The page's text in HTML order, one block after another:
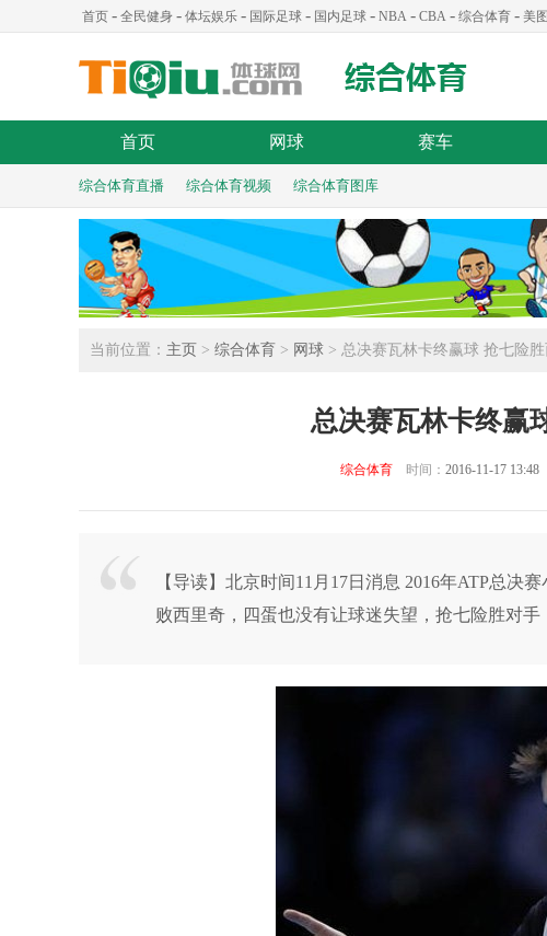
首页 - 全民健身 - 体坛娱乐 - 国际足球 - 国内足球 - NBA - CBA - 综合体育 - 美
首页 网球 赛车
综合体育直播 综合体育视频 综合体育图库
当前位置： 主页 > 综合体育 > 网球 > 总决赛瓦林卡终赢球 抢七险
总决赛瓦林卡终赢
综合体育时间： 2016-11-17 13:48
【导读】北京时间11月17日消息 2016年ATP总决
败西里奇，四蛋也没有让球迷失望，抢七险胜对手